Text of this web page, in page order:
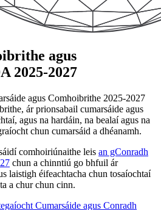
agus
2025-2027
agus Comhoibrithe 2025-2027
ár prionsabail cumarsáide agus
agus na hardáin, na bealaí agus na
chun cumarsáid a dhéanamh.
comhoiriúnaithe leis an gConradh
chun a chinntiú go bhfuil ár
laistigh éifeachtacha chun tosaíochtaí
a chur chun cinn.
Cumarsáide agus Conradh